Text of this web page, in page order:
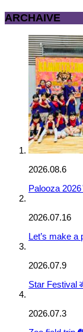
ARCHAIVE
2026.08.6
Palooza
2026.07.16
Let’s make a
2026.07.9
Star Festival
2026.07.3